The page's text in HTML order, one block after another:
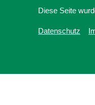
Diese Seite
Datenschutz